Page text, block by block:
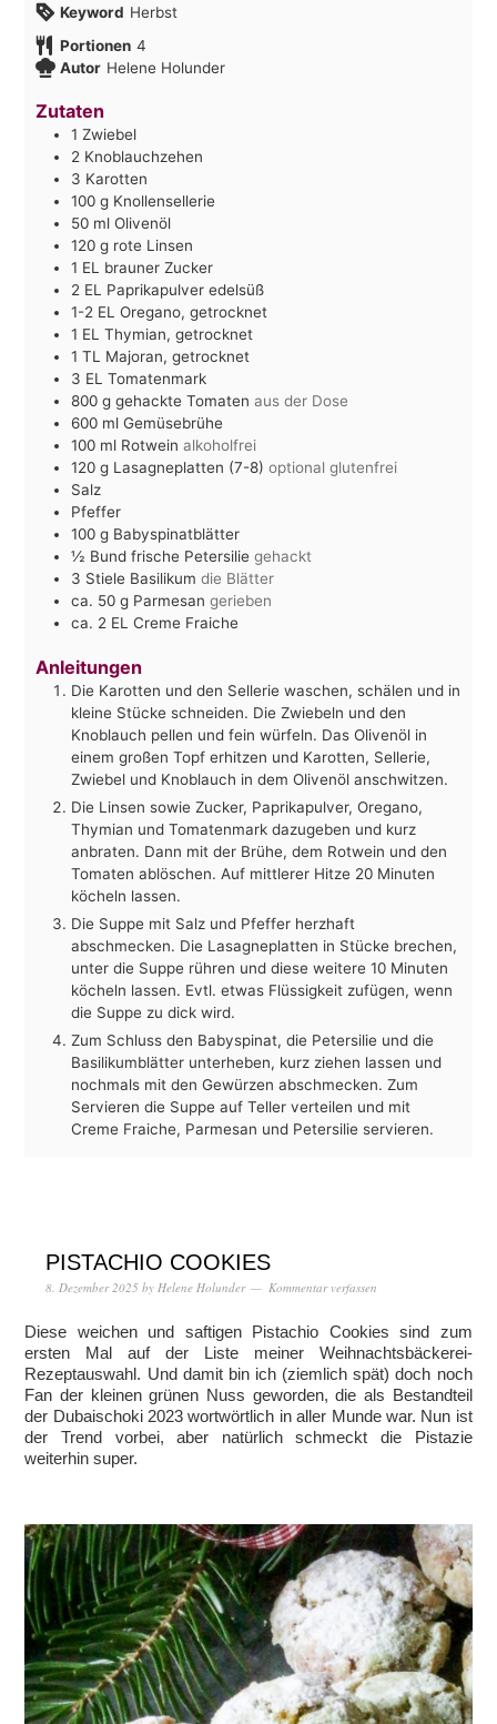
Keyword Herbst
Portionen 4
Autor Helene Holunder
Zutaten
1 Zwiebel
2 Knoblauchzehen
3 Karotten
100 g Knollensellerie
50 ml Olivenöl
120 g rote Linsen
1 EL brauner Zucker
2 EL Paprikapulver edelsüß
1-2 EL Oregano, getrocknet
1 EL Thymian, getrocknet
1 TL Majoran, getrocknet
3 EL Tomatenmark
800 g gehackte Tomaten aus der Dose
600 ml Gemüsebrühe
100 ml Rotwein alkoholfrei
120 g Lasagneplatten (7-8) optional glutenfrei
Salz
Pfeffer
100 g Babyspinatblätter
½ Bund frische Petersilie gehackt
3 Stiele Basilikum die Blätter
ca. 50 g Parmesan gerieben
ca. 2 EL Creme Fraiche
Anleitungen
Die Karotten und den Sellerie waschen, schälen und in
kleine Stücke schneiden. Die Zwiebeln und den
Knoblauch pellen und fein würfeln. Das Olivenöl in
einem großen Topf erhitzen und Karotten, Sellerie,
Zwiebel und Knoblauch in dem Olivenöl anschwitzen.
Die Linsen sowie Zucker, Paprikapulver, Oregano,
Thymian und Tomatenmark dazugeben und kurz
anbraten. Dann mit der Brühe, dem Rotwein und den
Tomaten ablöschen. Auf mittlerer Hitze 20 Minuten
köcheln lassen.
Die Suppe mit Salz und Pfeffer herzhaft
abschmecken. Die Lasagneplatten in Stücke brechen,
unter die Suppe rühren und diese weitere 10 Minuten
köcheln lassen. Evtl. etwas Flüssigkeit zufügen, wenn
die Suppe zu dick wird.
Zum Schluss den Babyspinat, die Petersilie und die
Basilikumblätter unterheben, kurz ziehen lassen und
nochmals mit den Gewürzen abschmecken. Zum
Servieren die Suppe auf Teller verteilen und mit
Creme Fraiche, Parmesan und Petersilie servieren.
PISTACHIO COOKIES
8. Dezember 2025 by Helene Holunder Kommentar verfassen
Diese weichen und saftigen Pistachio Cookies sind zum
ersten Mal auf der Liste meiner Weihnachtsbäckerei-
Rezeptauswahl. Und damit bin ich (ziemlich spät) doch noch
Fan der kleinen grünen Nuss geworden, die als Bestandteil
der Dubaischoki 2023 wortwörtlich in aller Munde war. Nun ist
der Trend vorbei, aber natürlich schmeckt die Pistazie
weiterhin super.